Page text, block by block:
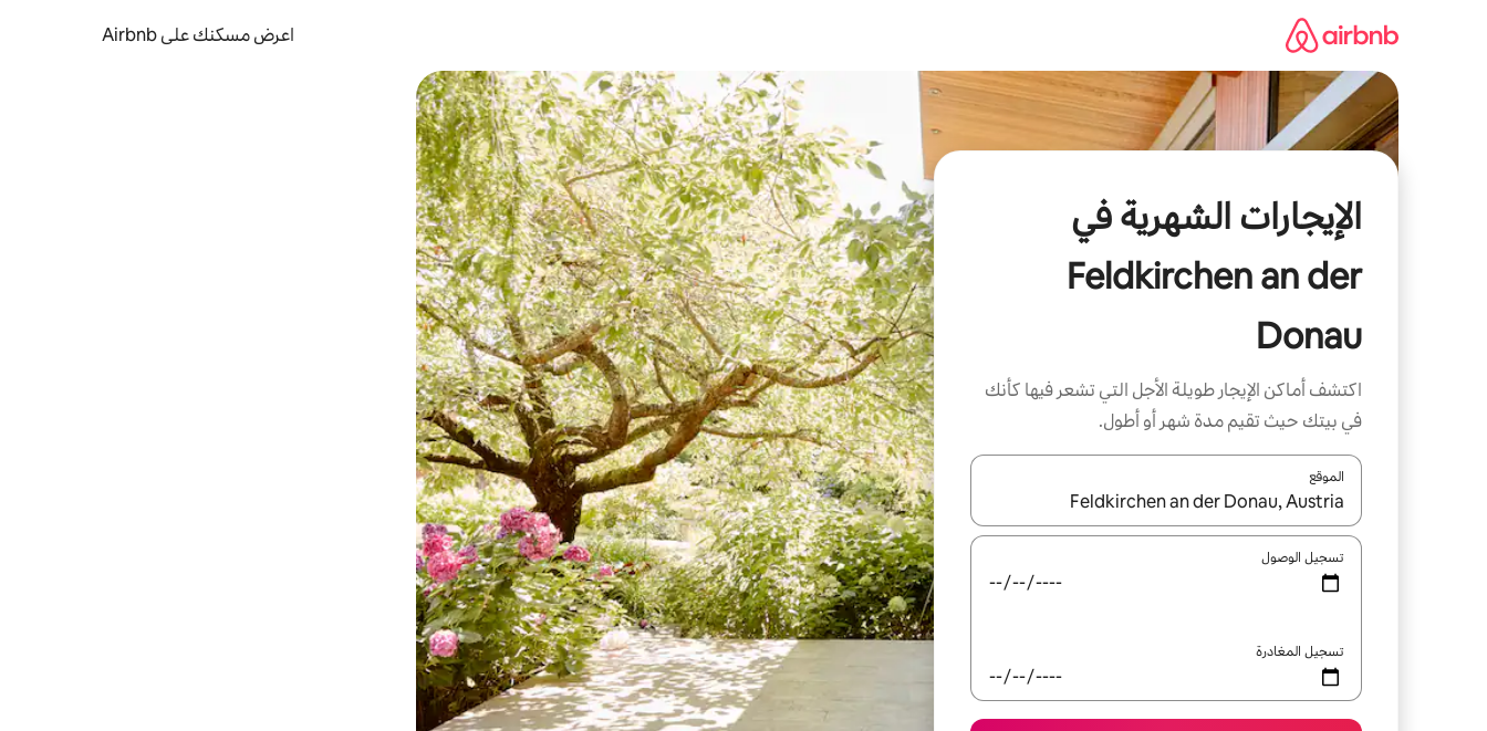
اعرض مسكنك على Airbnb
الإيجارات الشهرية في
Feldkirchen an der
Donau
اكتشف أماكن الإيجار طويلة الأجل التي تشعر فيها كأنك
في بيتك حيث تقيم مدة شهر أو أطول.
الموقع
عند توفر النتائج، انتقل باستخدام السهمين لأعلى ولأسفل أو استكشف عن طريق اللمس أو السحب.
تسجيل الوصول
تسجيل المغادرة